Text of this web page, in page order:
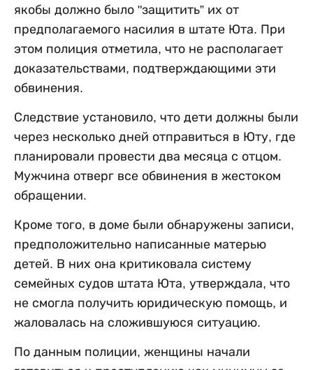
якобы должно было "защитить” их от
предполагаемого насилия в штате Юта. При
этом полиция отметила, что не располагает
доказательствами, подтверждающими эти
обвинения.
Следствие установило, что дети должны были
через несколько дней отправиться в Юту, где
планировали провести два месяца с отцом.
Мужчина отверг все обвинения в жестоком
обращении.
Кроме того, в доме были обнаружены записи,
предположительно написанные матерью
детей. В них она критиковала систему
семейных судов штата Юта, утверждала, что
не смогла получить юридическую помощь, и
жаловалась на сложившуюся ситуацию.
По данным полиции, женщины начали